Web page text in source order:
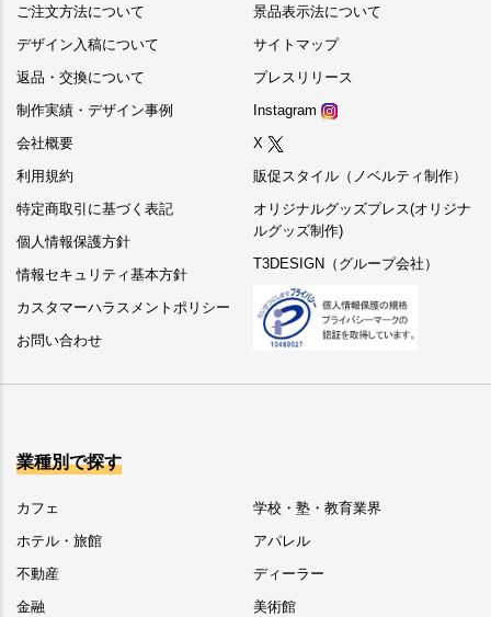
ご注文方法について
デザイン入稿について
返品・交換について
制作実績・デザイン事例
会社概要
利用規約
特定商取引に基づく表記
個人情報保護方針
情報セキュリティ基本方針
カスタマーハラスメントポリシー
お問い合わせ
景品表示法について
サイトマップ
プレスリリース
Instagram
X
販促スタイル（ノベルティ制作）
オリジナルグッズプレス(オリジナ
ルグッズ制作)
T3DESIGN（グループ会社）
業種別で探す
カフェ
ホテル・旅館
不動産
金融
学校・塾・教育業界
アパレル
ディーラー
美術館